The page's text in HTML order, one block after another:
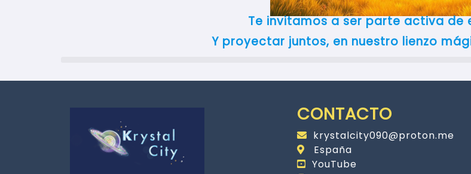
Te invitamos a ser parte activa de
Y proyectar juntos, en nuestro lienzo
CONTACTO
krystalcity090@proton.me
España
YouTube